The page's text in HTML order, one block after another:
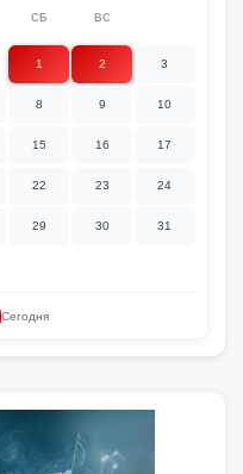
СБ ВС
1 2 3
8 9 10
15 16 17
22 23 24
29 30 31
Сегодня